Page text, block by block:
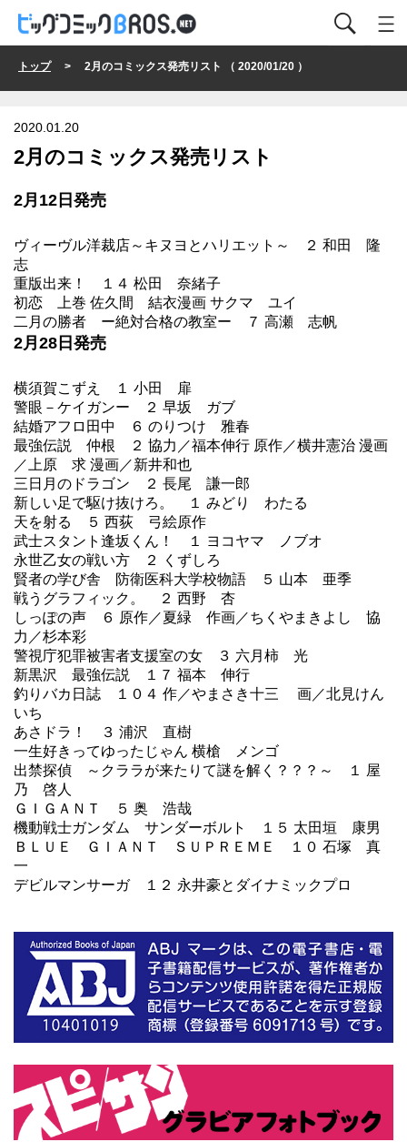
トップ> 2月のコミックス発売リスト （ 2020/01/20 ）
2020.01.20
2月のコミックス発売リスト
2月12日発売
ヴィーヴル洋裁店～キヌヨとハリエット～
２ 和田 隆
志
重版出来！
１４ 松田 奈緒子
初恋 上巻 佐久間 結衣漫画 サクマ ユイ
二月の勝者 ー絶対合格の教室ー ７ 高瀬 志帆
2月28日発売
横須賀こずえ
１ 小田 扉
警眼－ケイガンー ２ 早坂 ガブ
結婚アフロ田中
６ のりつけ 雅春
最強伝説 仲根 ２ 協力／福本伸行 原作／横井憲治 漫画
／上原 求 漫画／新井和也
三日月のドラゴン ２ 長尾 謙一郎
新しい足で駆け抜けろ。
１ みどり わたる
天を射る
５ 西荻 弓絵原作
武士スタント逢坂くん！
１ ヨコヤマ ノブオ
永世乙女の戦い方 ２ くずしろ
賢者の学び舎 防衛医科大学校物語 ５ 山本 亜季
戦うグラフィック。
２ 西野 杏
しっぽの声 ６ 原作／夏緑 作画／ちくやまきよし 協
力／杉本彩
警視庁犯罪被害者支援室の女 ３ 六月柿 光
新黒沢 最強伝説
１７ 福本 伸行
釣りバカ日誌 １０４ 作／やまさき十三 画／北見けん
いち
あさドラ！
３ 浦沢 直樹
一生好きってゆったじゃん 横槍 メンゴ
出禁探偵 ～クララが来たりて謎を解く？？？～ １ 屋
乃 啓人
ＧＩＧＡＮＴ
５ 奥 浩哉
機動戦士ガンダム サンダーボルト
１５ 太田垣 康男
ＢＬＵＥ ＧＩＡＮＴ ＳＵＰＲＥＭＥ
１０ 石塚 真
一
デビルマンサーガ１２ 永井豪とダイナミックプロ